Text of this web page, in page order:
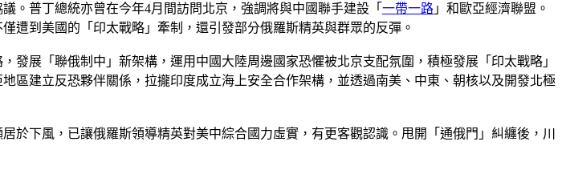
。普丁總統亦曾在今年4月間訪問北京，強調將與中國聯手建設「 一帶一路 」和歐亞經濟聯盟。
遭到美國的「印太戰略」牽制，還引發部分俄羅斯精英與群眾的反彈。
展「聯俄制中」新架構，運用中國大陸周邊國家恐懼被北京支配氛圍，積極發展「印太戰略」
區建立反恐夥伴關係，拉攏印度成立海上安全合作架構，並透過南美、中東、朝核以及開發北極
於下風，已讓俄羅斯領導精英對美中綜合國力虛實，有更客觀認識。甩開「通俄門」糾纏後，川